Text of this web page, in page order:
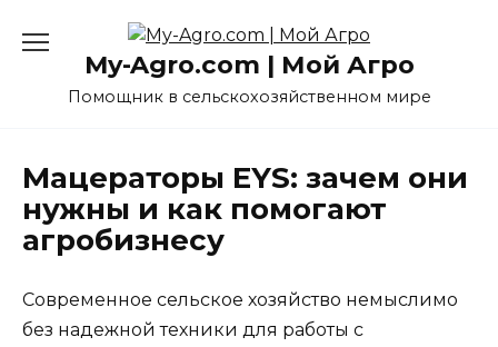
содержаниюMy-Agro.com | Мой Агро
Помощник в сельскохозяйственном мире
Мацераторы EYS: зачем они
нужны и как помогают
агробизнесу
Современное сельское хозяйство немыслимо
без надежной техники для работы с